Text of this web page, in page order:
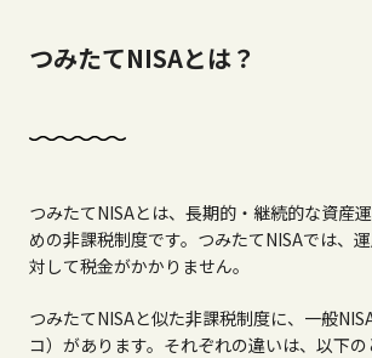
つみたてNISAとは？
つみたてNISAとは、長期的・継続的な資産
めの非課税制度です。つみたてNISAでは、
対して税金がかかりません。
つみたてNISAと似た非課税制度に、一般
コ）があります。それぞれの違いは、以下の